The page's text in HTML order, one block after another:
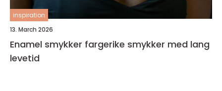
inspiration
13. March 2026
Enamel smykker fargerike smykker med lang
levetid